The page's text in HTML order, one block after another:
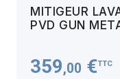
MITIGEUR
PVD GUN
359,00 €TTC